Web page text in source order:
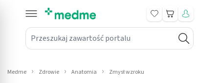
Przeszukaj zawartość portalu
Koszyk
submenu: Leki na receptę
Medme Zdrowie Anatomia Zmysł wzroku